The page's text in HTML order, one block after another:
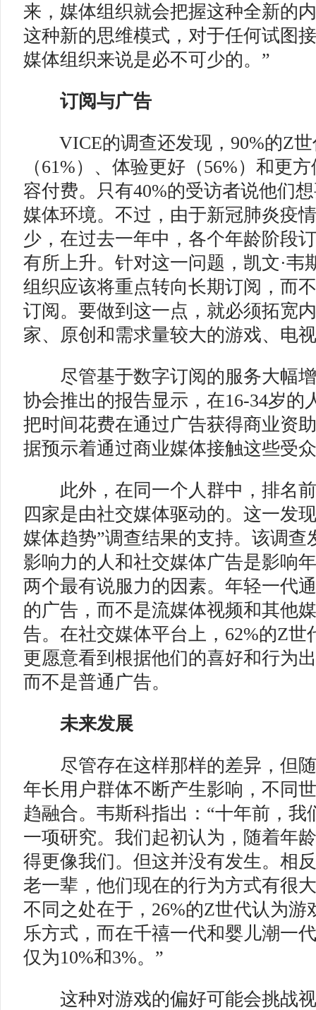
来，媒体组织就会把握这种全新的
这种新的思维模式，对于任何试图
媒体组织来说是必不可少的。”
订阅与广告
VICE的调查还发现，90%的Z世
（61%）、体验更好（56%）和更
容付费。只有40%的受访者说他们
媒体环境。不过，由于新冠肺炎疫
少，在过去一年中，各个年龄阶段
有所上升。针对这一问题，凯文·韦
组织应该将重点转向长期订阅，而
订阅。要做到这一点，就必须拓宽
家、原创和需求量较大的游戏、电
尽管基于数字订阅的服务大幅增
协会推出的报告显示，在16-34岁的
把时间花费在通过广告获得商业资
据预示着通过商业媒体接触这些受
此外，在同一个人群中，排名前
四家是由社交媒体驱动的。这一发
媒体趋势”调查结果的支持。该调查
影响力的人和社交媒体广告是影响
两个最有说服力的因素。年轻一代
的广告，而不是流媒体视频和其他
告。在社交媒体平台上，62%的Z世
更愿意看到根据他们的喜好和行为
而不是普通广告。
未来发展
尽管存在这样那样的差异，但随
年长用户群体不断产生影响，不同
趋融合。韦斯科指出：“十年前，我
一项研究。我们起初认为，随着年
得更像我们。但这并没有发生。相
老一辈，他们现在的行为方式有很
不同之处在于，26%的Z世代认为游
乐方式，而在千禧一代和婴儿潮一
仅为10%和3%。”
这种对游戏的偏好可能会挑战视